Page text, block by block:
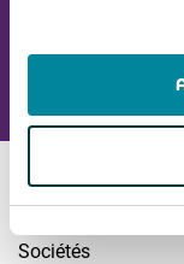
Secteurs
Sociétés